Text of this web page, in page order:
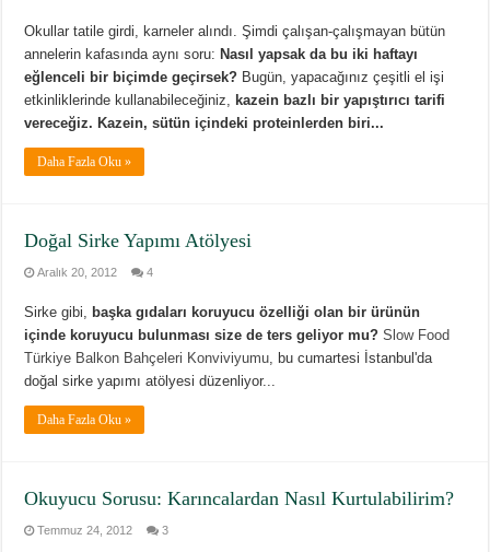
Okullar tatile girdi, karneler alındı. Şimdi çalışan-çalışmayan bütün
annelerin kafasında aynı soru: Nasıl yapsak da bu iki haftayı
eğlenceli bir biçimde geçirsek? Bugün, yapacağınız çeşitli el işi
etkinliklerinde kullanabileceğiniz, kazein bazlı bir yapıştırıcı tarifi
vereceğiz. Kazein, sütün içindeki proteinlerden biri...
Daha Fazla Oku »
Doğal Sirke Yapımı Atölyesi
Aralık 20, 2012 4
Sirke gibi, başka gıdaları koruyucu özelliği olan bir ürünün
içinde koruyucu bulunması size de ters geliyor mu? Slow Food
Türkiye Balkon Bahçeleri Konviviyumu, bu cumartesi İstanbul'da
doğal sirke yapımı atölyesi düzenliyor...
Daha Fazla Oku »
Okuyucu Sorusu: Karıncalardan Nasıl Kurtulabilirim?
Temmuz 24, 2012 3